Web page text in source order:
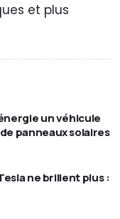
et plus
un véhicule
panneaux solaires
ne brillent plus :